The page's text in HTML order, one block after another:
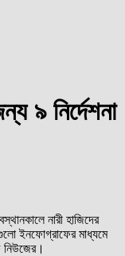
৯ নির্দেশনা
নারী হাজিদের
ইনফোগ্রাফের মাধ্যমে
নিউজের।